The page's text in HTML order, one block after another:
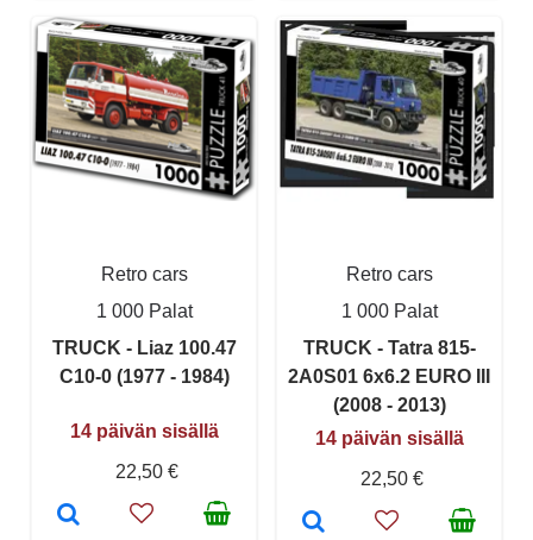
Retro cars
1 000 Palat
TRUCK - Liaz 100.47
C10-0 (1977 - 1984)
14 päivän sisällä
22,50 €
Retro cars
1 000 Palat
TRUCK - Tatra 815-
2A0S01 6x6.2 EURO III
(2008 - 2013)
14 päivän sisällä
22,50 €